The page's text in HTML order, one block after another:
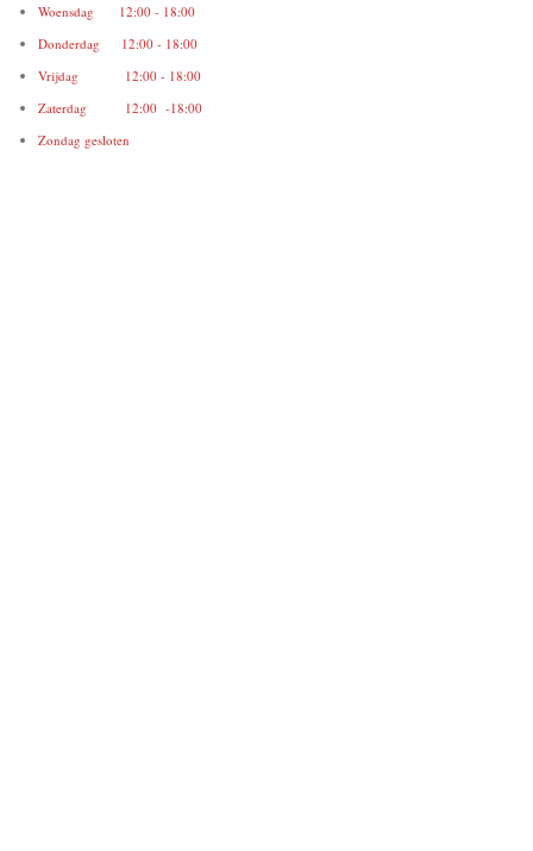
Woensdag 12:00 - 18:00
Donderdag 12:00 - 18:00
Vrijdag 12:00 - 18:00
Zaterdag 12:00 -18:00
Zondag gesloten